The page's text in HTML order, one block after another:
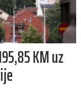
KM uz